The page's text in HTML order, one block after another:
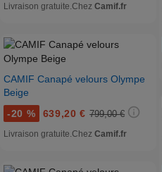
Livraison gratuite. Chez Camif.fr
CAMIF Canapé velours Olympe
Beige
-20 % 639,20 € 799,00 €
Livraison gratuite.Chez Camif.fr